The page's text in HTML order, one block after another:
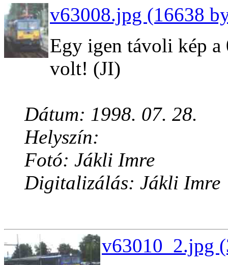
v63008.jpg (16638
Egy igen távoli kép
volt! (JI)
Dátum: 1998. 07. 28.
Helyszín:
Fotó: Jákli Imre
Digitalizálás: Jákli Imre
v63010_2.jpg